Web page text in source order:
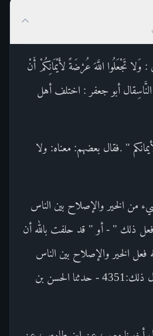
: وَلا تَجْعَلُوا اللَّهَ عُرْضَةً لأَيْمَانِكُمْ أَنْ
النَّاسِقال أبو جعفر : اختلف أهل
" .فقال بعضهم: معناه: ولا
من الخير والإصلاح بين الناس
أفعل ذلك " - أو " قد حلفت بالله أن
فعل الخير والإصلاح بين الناس
بالحلف بالله.* ذكر من قال ذلك:4351 - حدثنا الحسن بن